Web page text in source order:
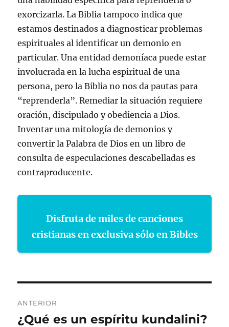
exorcizarla. La Biblia tampoco indica que
estamos destinados a diagnosticar problemas
espirituales al identificar un demonio en
particular. Una entidad demoníaca puede estar
involucrada en la lucha espiritual de una
persona, pero la Biblia no nos da pautas para
“reprenderla”. Remediar la situación requiere
oración, discipulado y obediencia a Dios.
Inventar una mitología de demonios y
convertir la Palabra de Dios en un libro de
consulta de especulaciones descabelladas es
contraproducente.
Disfruta de miles de canciones
cristianas en exclusiva sólo en Bibles
de
ANTERIOR
Entrada
¿Qué es un espíritu kundalini?